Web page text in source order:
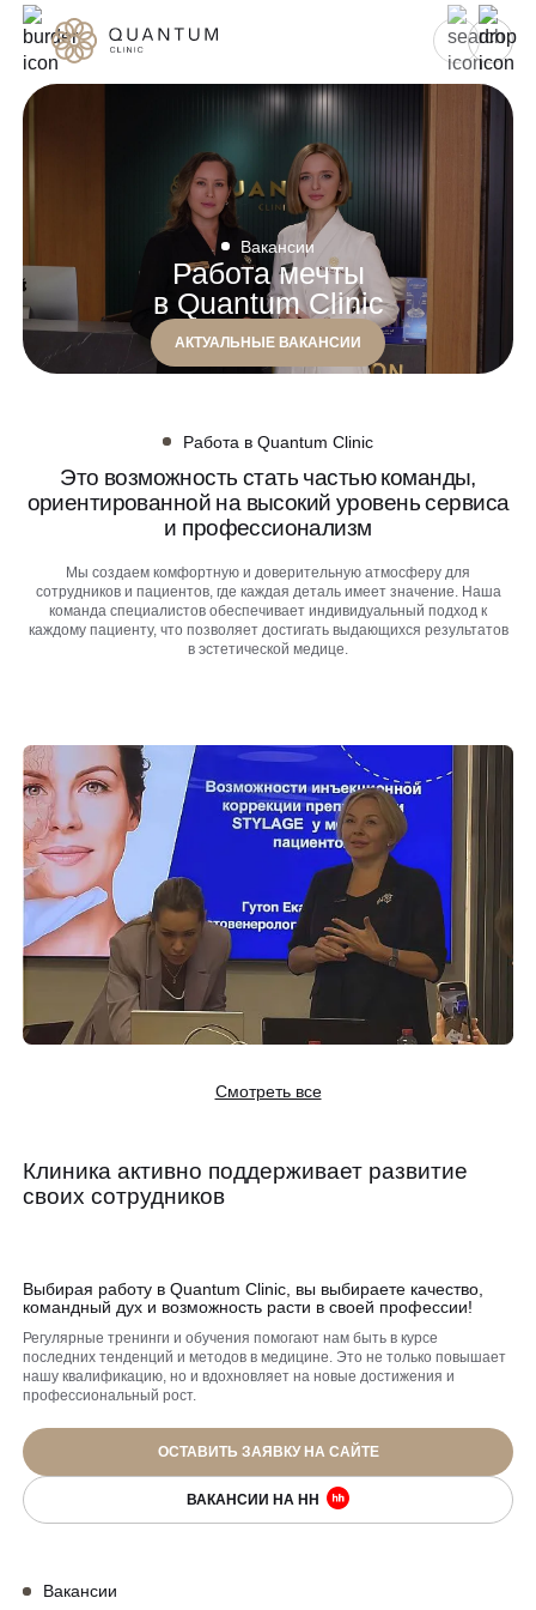
Для мужчин
Консультативный приём
Инъекционная косметология
Аппаратная косметология
Эстетическая косметология
УЗИ
Лазерная эпиляция
Массаж и обёртывание
До/после
Специалисты
Спецпредложения
Сертификаты
QC Магазин
Вакансии
Оборудование
Программа лояльности
СМИ о нас
Блог
Образование
Контакты
8 800 775 40 40
ЗАПИСАТЬСЯ НА КОНСУЛЬТАЦИЮ
Вакансии
Работа мечты
в Quantum Clinic
АКТУАЛЬНЫЕ ВАКАНСИИ
Работа в Quantum Clinic
Это возможность стать частью команды,
ориентированной на высокий уровень сервиса
и профессионализм
Мы создаем комфортную и доверительную атмосферу для
сотрудников и пациентов, где каждая деталь имеет значение. Наша
команда специалистов обеспечивает индивидуальный подход к
каждомупациенту, что позволяет достигать выдающихся результатов
в эстетической медице.
Смотреть все
Клиника активно поддерживает развитие
своих сотрудников
Выбирая работу в Quantum Clinic, вы выбираете качество,
командный дух и возможность расти в своей профессии!
Регулярные тренинги и обучения помогают нам быть в курсе
последних тенденций и методов в медицине. Это не только повышает
нашу квалификацию, но и вдохновляет на новые достижения и
профессиональный рост.
ОСТАВИТЬ ЗАЯВКУ НА САЙТЕ
ВАКАНСИИ НА НН
Вакансии